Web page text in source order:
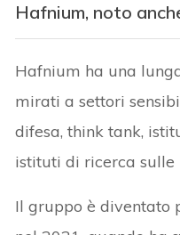
Hafnium, noto
Hafnium ha una
mirati a settori
difesa, think tank,
istituti di ricerca
Il gruppo è diventato